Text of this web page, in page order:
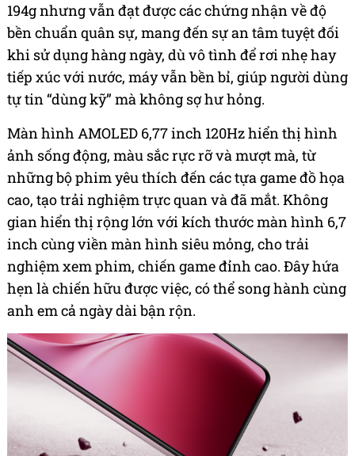
194g nhưng vẫn đạt được các chứng nhận về độ
bền chuẩn quân sự, mang đến sự an tâm tuyệt đối
khi sử dụng hàng ngày, dù vô tình để rơi nhẹ hay
tiếp xúc với nước, máy vẫn bền bỉ, giúp người dùng
tự tin “dùng kỹ” mà không sợ hư hỏng.
Màn hình AMOLED 6,77 inch 120Hz hiển thị hình
ảnh sống động, màu sắc rực rỡ và mượt mà, từ
những bộ phim yêu thích đến các tựa game đồ họa
cao, tạo trải nghiệm trực quan và đã mắt. Không
gian hiển thị rộng lớn với kích thước màn hình 6,7
inch cùng viền màn hình siêu mỏng, cho trải
nghiệm xem phim, chiến game đỉnh cao. Đây hứa
hẹn là chiến hữu được việc, có thể song hành cùng
anh em cả ngày dài bận rộn.